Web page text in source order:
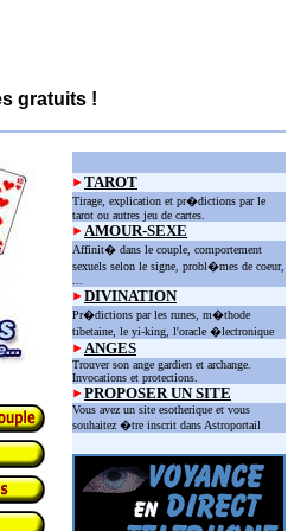
gratuits !
TAROT
Tirage, explication et pr�dictions par le
tarot ou autres jeu de cartes.
AMOUR-SEXE
Affinit� dans le couple, comportement
sexuels selon le signe, probl�mes de coeur,
DIVINATION
Pr�dictions par les runes, m�thode
tibetaine, le yi-king, l'oracle �lectronique
ANGES
Trouver son ange gardien et archange.
Invocations et protections.
PROPOSER UN SITE
Vous avez un site esotherique et vous
souhaitez �tre inscrit dans Astroportail